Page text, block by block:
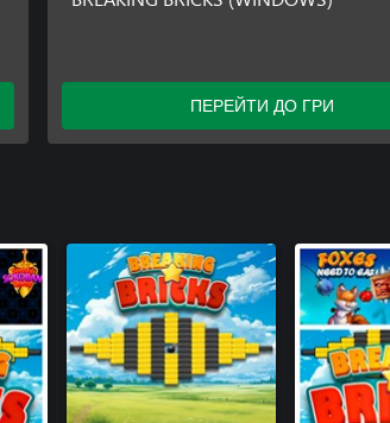
ПЕРЕЙТИ ДО ГРИ